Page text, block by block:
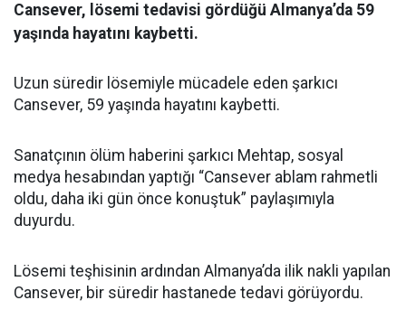
Cansever, lösemi tedavisi gördüğü Almanya’da 59
yaşında hayatını kaybetti.
Uzun süredir lösemiyle mücadele eden şarkıcı
Cansever, 59 yaşında hayatını kaybetti.
Sanatçının ölüm haberini şarkıcı Mehtap, sosyal
medya hesabından yaptığı “Cansever ablam rahmetli
oldu, daha iki gün önce konuştuk” paylaşımıyla
duyurdu.
Lösemi teşhisinin ardından Almanya’da ilik nakli yapılan
Cansever, bir süredir hastanede tedavi görüyordu.